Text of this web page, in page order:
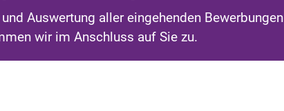
Auswertung aller eingehenden Bewerbungen
wir im Anschluss auf Sie zu.